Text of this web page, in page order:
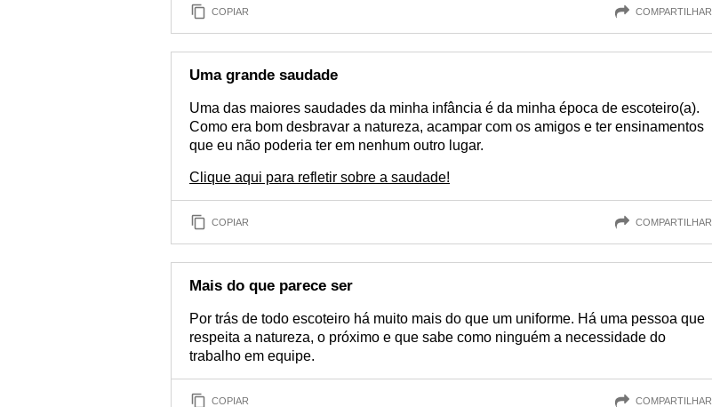
COPIAR COMPARTILHAR
Uma grande saudade
Uma das maiores saudades da minha infância é da minha época de escoteiro(a).
Como era bom desbravar a natureza, acampar com os amigos e ter ensinamentos
que eu não poderia ter em nenhum outro lugar.
Clique aqui para refletir sobre a saudade!
COPIAR COMPARTILHAR
Mais do que parece ser
Por trás de todo escoteiro há muito mais do que um uniforme. Há uma pessoa que
respeita a natureza, o próximo e que sabe como ninguém a necessidade do
trabalho em equipe.
COPIAR COMPARTILHAR